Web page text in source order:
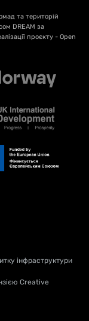
та територій
DREAM за
проєкту - Open
інфраструктури
Creative